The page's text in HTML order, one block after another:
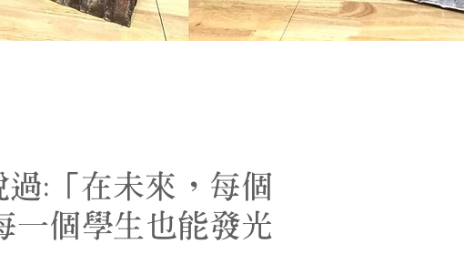
過:「在未來，每個
一個學生也能發光